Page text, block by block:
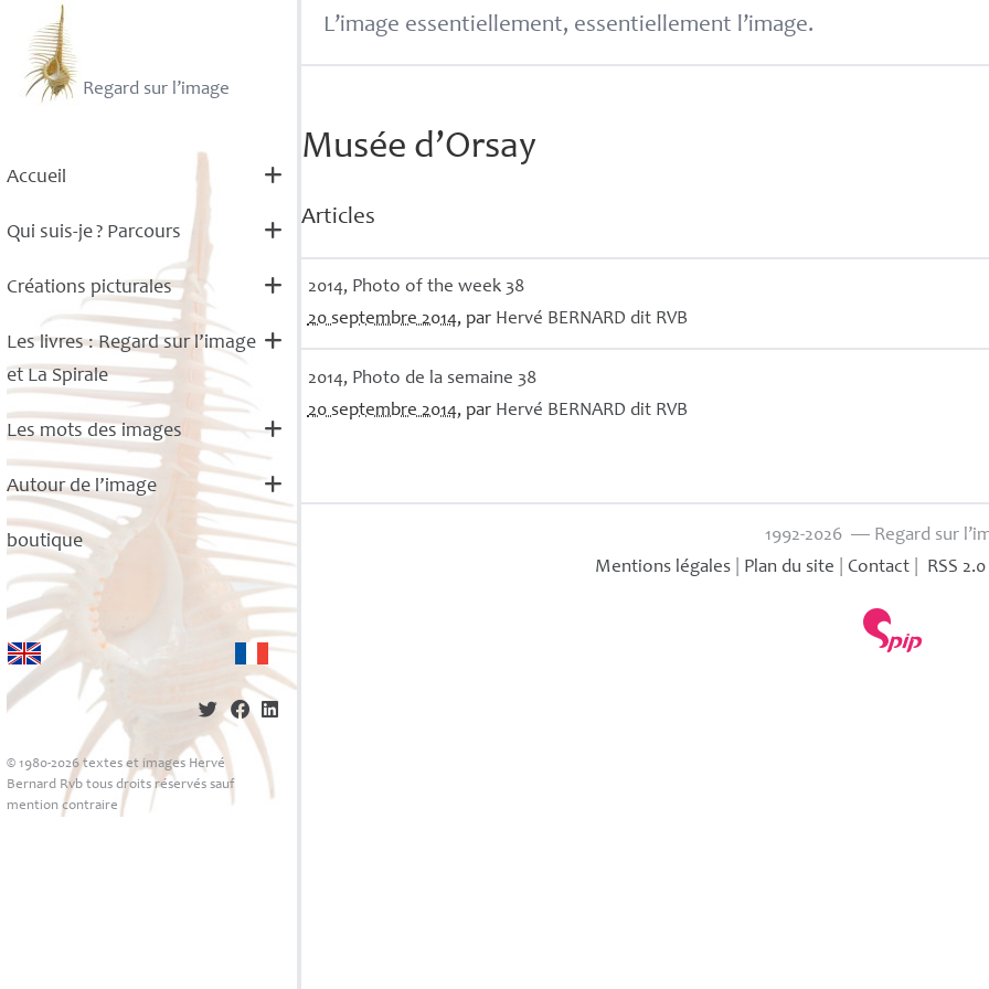
Regard sur l’image
Accueil
Qui suis-je? Parcours
Créations picturales
Les livres : Regard sur l’image
et La Spirale
Les mots des images
Autour de l’image
boutique
© 1980-2026 textes et images Hervé
Bernard Rvb tous droits réservés sauf
mention contraire
L’image essentiellement, essentiellement l’image.
Musée d’Orsay
Articles
2014, Photo of the week 38
20 septembre 2014, par Hervé BERNARD dit RVB
2014, Photo de la semaine 38
20 septembre 2014, par Hervé BERNARD dit RVB
1992-2026 — Regard sur
Mentions légales
Plan du site |Contact RSS 2.0